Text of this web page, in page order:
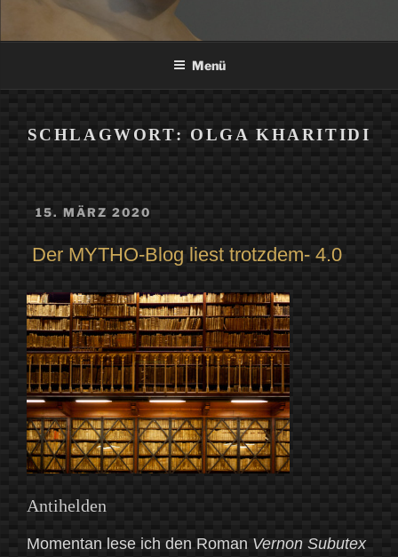
Menü
SCHLAGWORT: OLGA KHARITIDI
VERÖFFENTLICHT
15. MÄRZ 2020
Der MYTHO-Blog liest trotzdem- 4.0
Antihelden
Momentan lese ich den Roman Vernon Subutex